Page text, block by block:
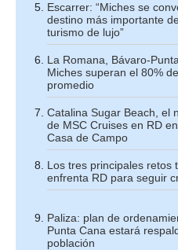
Escarrer: “Miches se
destino más importante
turismo de lujo”
La Romana, Bávaro-
Miches superan el 80%
promedio
Catalina Sugar Beach, el
de MSC Cruises en RD
Casa de Campo
Los tres principales retos
enfrenta RD para seguir
Paliza: plan de
Punta Cana estará
población